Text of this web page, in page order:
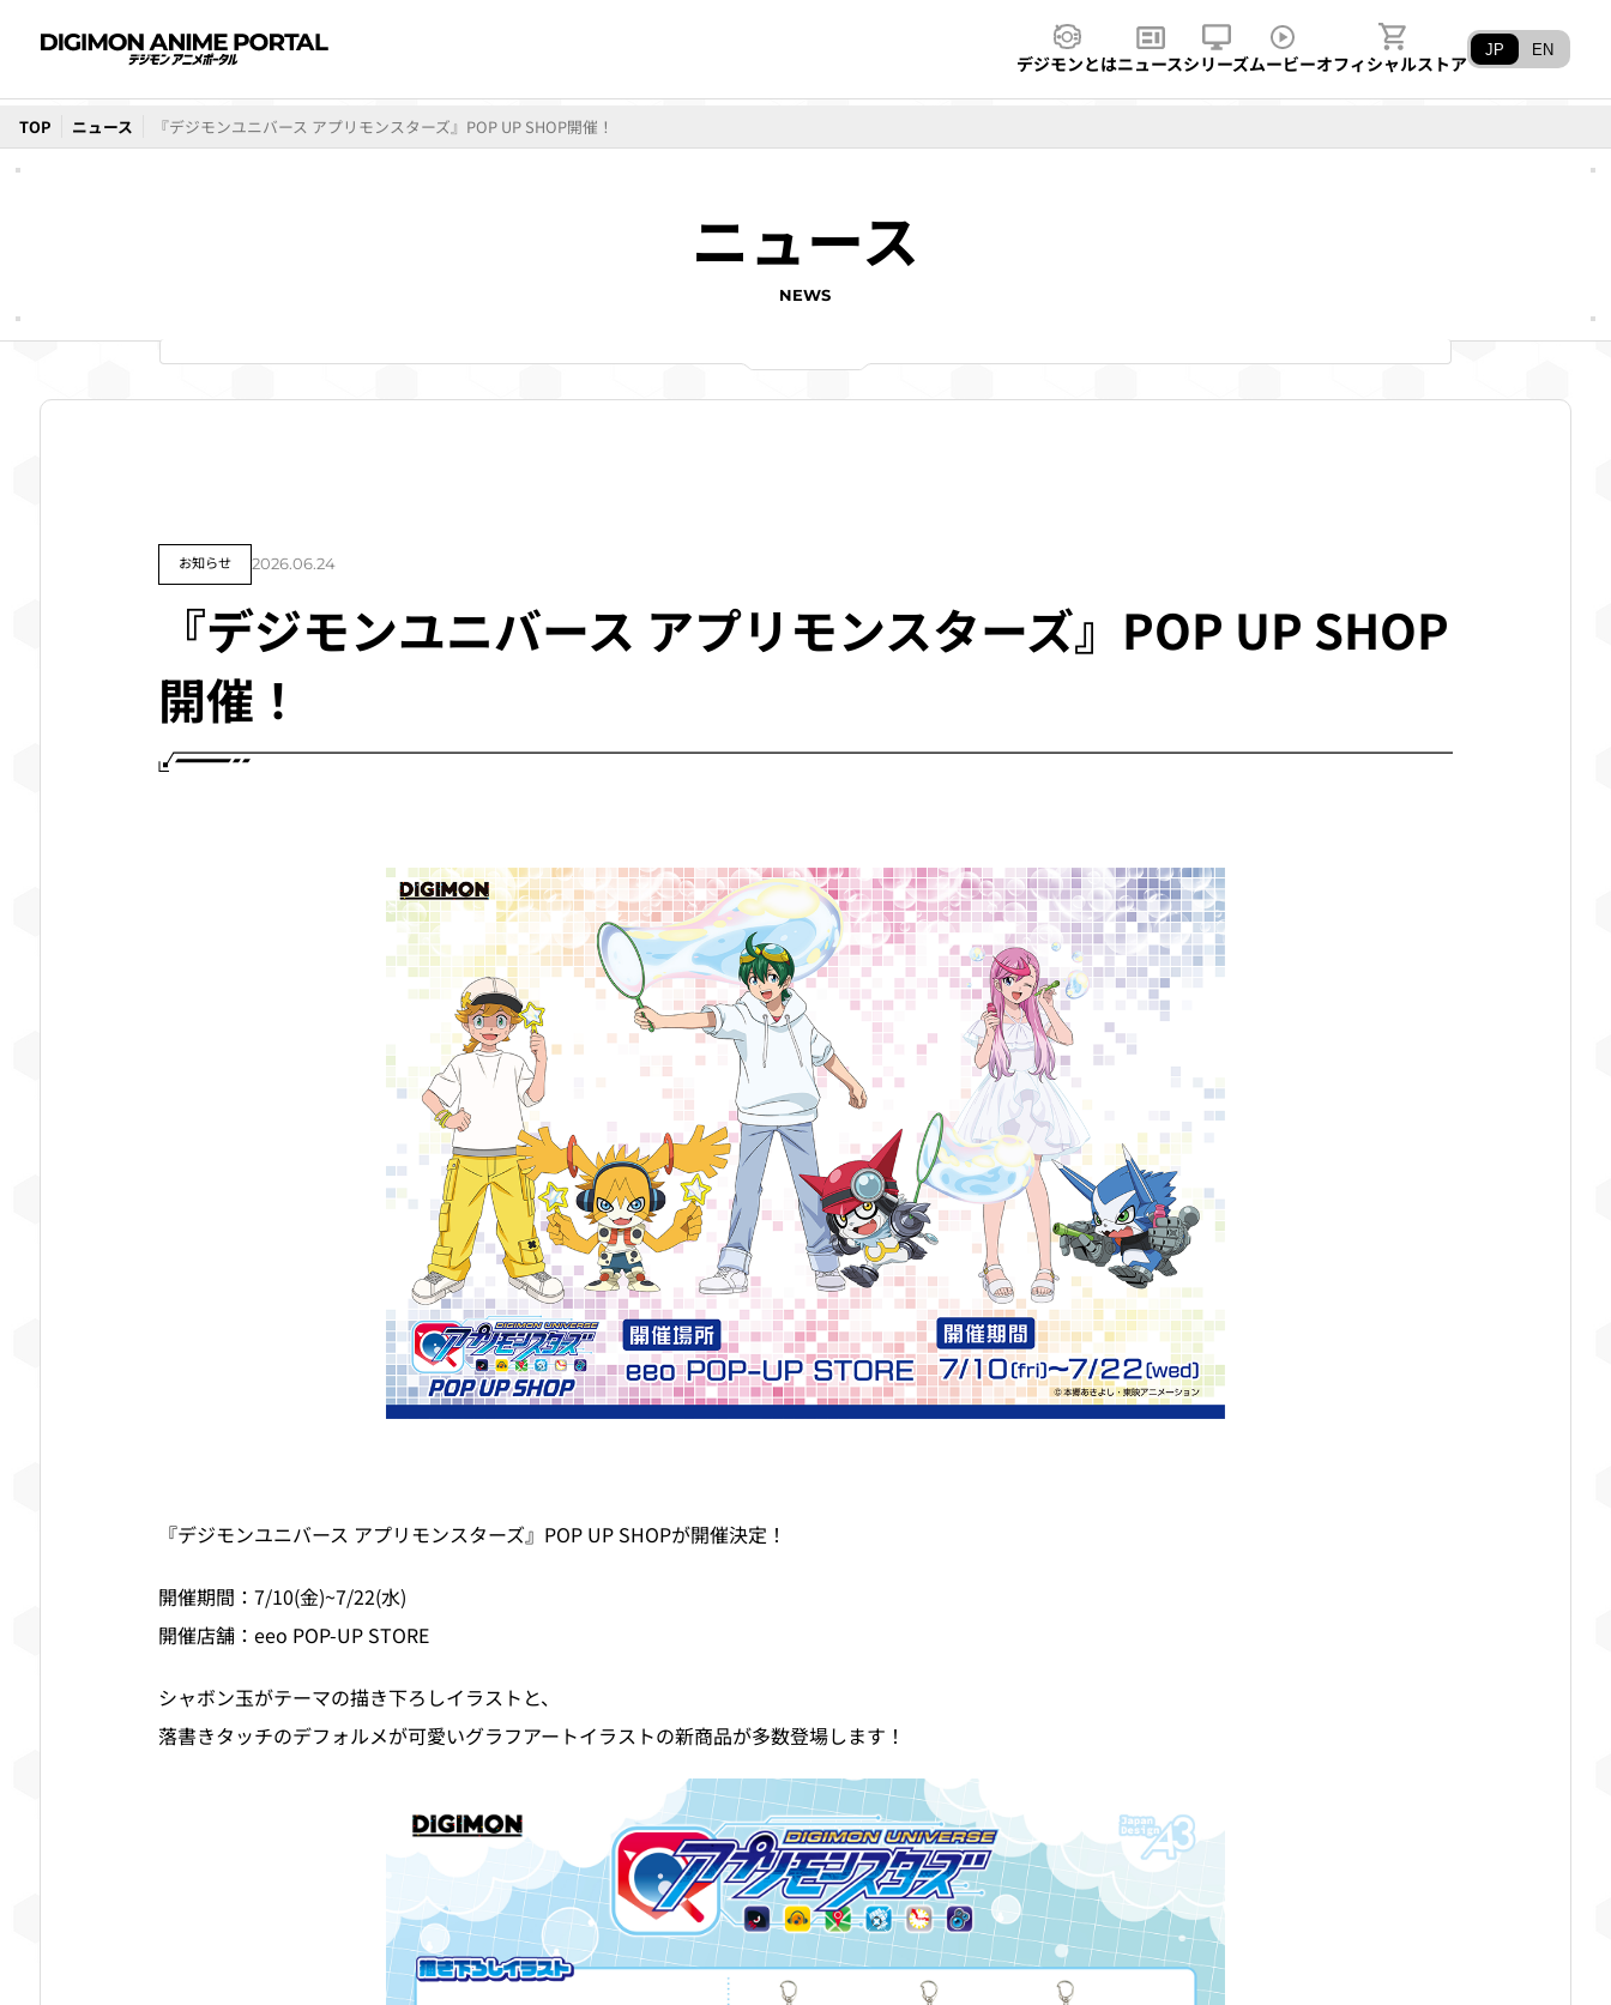
デジモンとはニュースシリーズムービーオフィシャルストア
JP EN
TOP ニュース 『デジモンユニバース アプリモンスターズ』POP UP SHOP開催！
ニュース
NEWS
お知らせ 2026.06.24
『デジモンユニバース アプリモンスターズ』POP UP SHOP
開催！
『デジモンユニバース アプリモンスターズ』POP UP SHOPが開催決定！
開催期間：7/10(金)~7/22(水)
開催店舗：eeo POP-UP STORE
シャボン玉がテーマの描き下ろしイラストと、
落書きタッチのデフォルメが可愛いグラフアートイラストの新商品が多数登場します！